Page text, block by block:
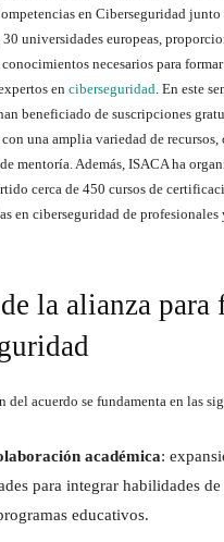
en Ciberseguridad
universidades europeas,
necesarios para
en ciberseguridad . En este
beneficiado de suscripciones
una amplia variedad de
mentoría. Además, ISACA ha
cerca de 450 cursos de
en ciberseguridad de profesionales
la alianza para
del acuerdo se fundamenta en las
académica:
para integrar habilidades
educativos.